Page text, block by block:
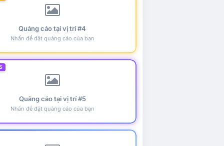
Quảng cáo tại vị trí #4
Nhấn để đặt quảng cáo của bạn
Quảng cáo tại vị trí #5
Nhấn để đặt quảng cáo của bạn